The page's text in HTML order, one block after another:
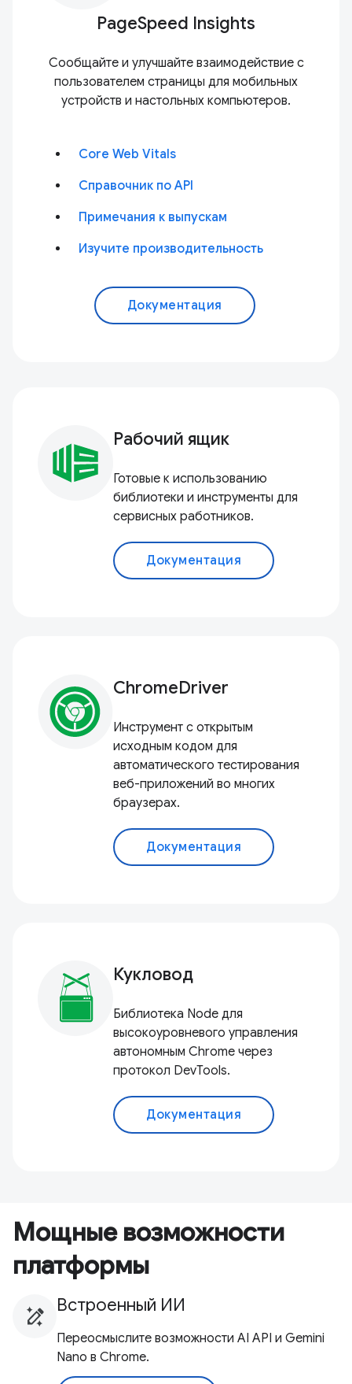
PageSpeed Insights
Сообщайте и улучшайте взаимодействие с
пользователем страницы для мобильных
устройств и настольных компьютеров.
Core Web Vitals
Справочник по API
Примечания к выпускам
Изучите производительность
Документация
Рабочий ящик
Готовые к использованию
библиотеки и инструменты для
сервисных работников.
Документация
ChromeDriver
Инструмент с открытым
исходным кодом для
автоматического тестирования
веб-приложений во многих
браузерах.
Документация
Кукловод
Библиотека Node для
высокоуровневого управления
автономным Chrome через
протокол DevTools.
Документация
Мощные возможности
платформы
Встроенный ИИ
Переосмыслите возможности AI API и Gemini
Nano в Chrome.